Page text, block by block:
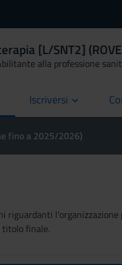
[L/SNT2]
alla professione
Iscriversi
fino a 2025/2026)
riguardanti
finale.